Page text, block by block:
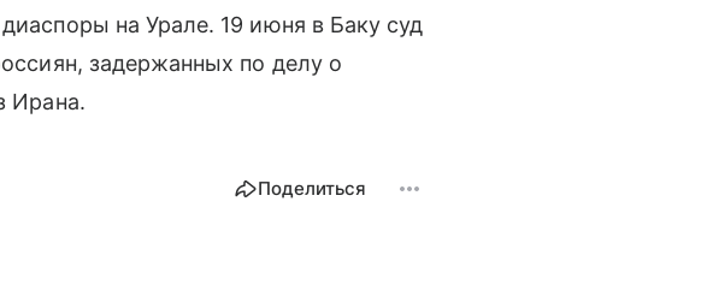
на Урале. 19 июня в Баку суд
задержанных по делу о
Ирана.
Поделиться